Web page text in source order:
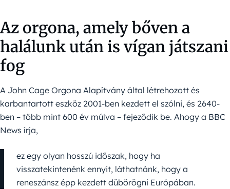
Az orgona, amely bőven a
halálunk után is vígan játszani
fog
A John Cage Orgona Alapítvány által létrehozott és
karbantartott eszköz 2001-ben kezdett el szólni, és 2640-
ben – több mint 600 év múlva – fejeződik be. Ahogy a BBC
News írja,
ez egy olyan hosszú időszak, hogy ha
visszatekintenénk ennyit, láthatnánk, hogy a
reneszánsz épp kezdett dübörögni Európában.